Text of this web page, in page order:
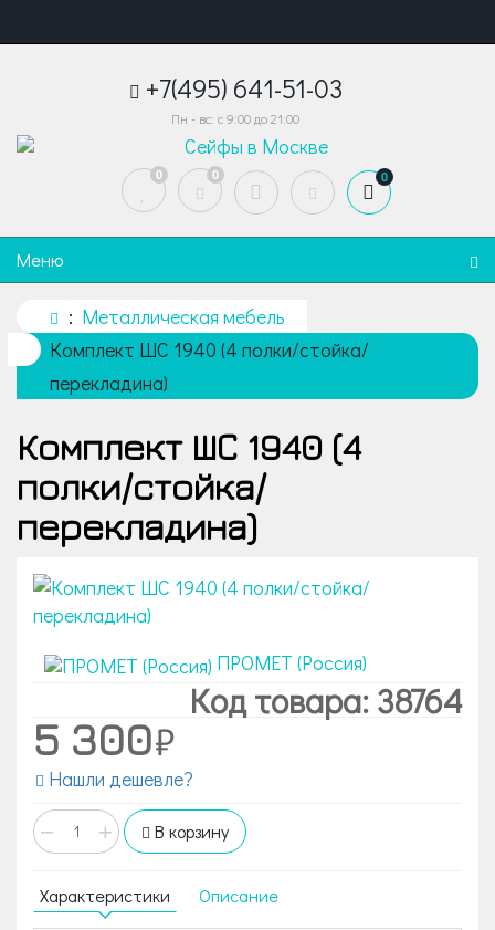
+7(495) 641-51-03
Пн - вс: с 9:00 до 21:00
0 0 0
Меню
Металлическая мебель
Комплект ШС 1940 (4 полки/стойка/
перекладина)
Комплект ШС 1940 (4
полки/стойка/
перекладина)
ПРОМЕТ (Россия)
Код товара: 38764
5 300
Нашли дешевле?
− + В корзину
Характеристики Описание